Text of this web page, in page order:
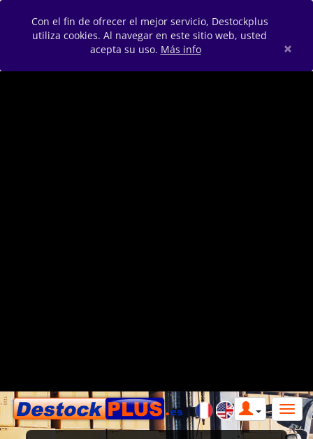
Con el fin de ofrecer el mejor servicio, Destockplus
utiliza cookies. Al navegar en este sitio web, usted
acepta su uso. Más info ×